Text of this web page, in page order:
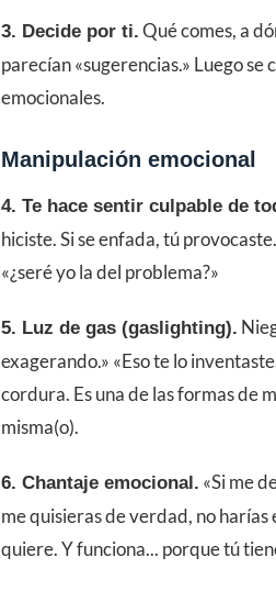
3. Decide por ti. Qué comes, a
parecían «sugerencias.» Luego
emocionales.
Manipulación emocional
4. Te hace sentir culpable de
hiciste. Si se enfada, tú
«¿seré yo la del problema?»
5. Luz de gas (gaslighting).
exagerando.» «Eso te lo
cordura. Es una de las formas de
misma(o).
6. Chantaje emocional. «Si me
me quisieras de verdad, no harías
quiere. Y funciona... porque tú